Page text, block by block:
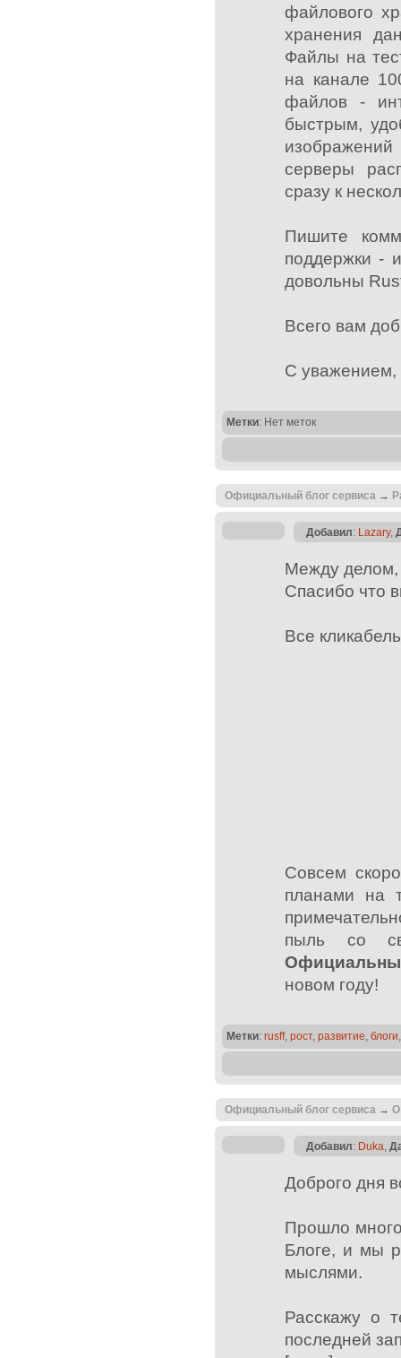
файлового
хранения
Файлы на
на канале
файлов -
быстрым,
серверы
сразу к
Пишите
поддержки -
довольны
Всего вам
С уважением,
Метки: Нет меток
Официальный блог сервиса →
Добавил: Lazary,
Между делом,
Спасибо что
Все
Совсем
планами на
пыль со
новом году!
Метки: rusff, рост, развитие, блоги
Официальный блог сервиса →О
Добавил: Duka,
Доброго дня
Прошло
Блоге, и мы
мыслями.
Расскажу о
последней